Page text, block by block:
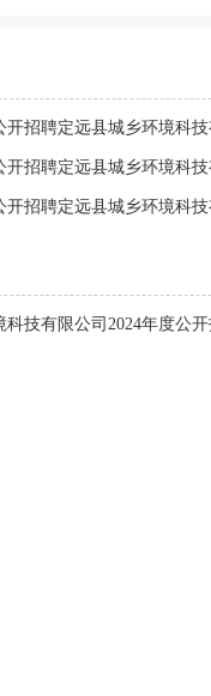
开招聘定远县城乡环境科
开招聘定远县城乡环境科
开招聘定远县城乡环境科
科技有限公司2024年度公